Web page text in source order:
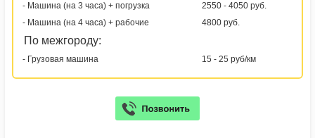
- Машина (на 3 часа) + погрузка
2550 - 4050 руб.
- Машина (на 4 часа) + рабочие
4800 руб.
По межгороду:
- Грузовая машина 15 - 25 руб/км